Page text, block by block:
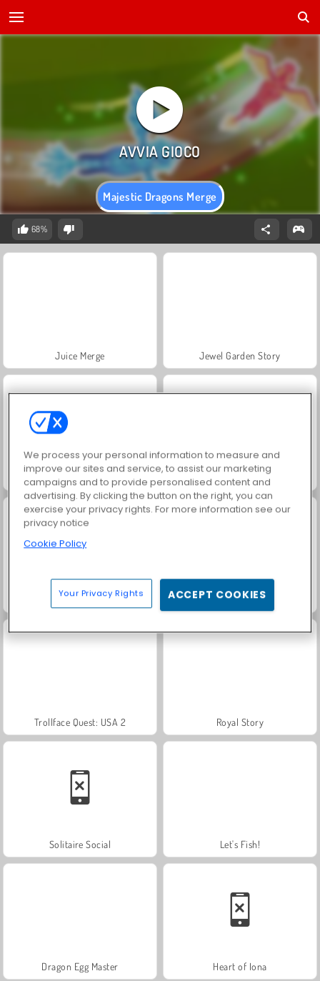
Majestic Dragons Merge
68%
Juice Merge Jewel Garden Story
Farm Merge Valley Grand Mahjong Connect
Masha and the Bear: Meadows Scala 40
Trollface Quest: USA 2 Royal Story
Solitaire Social Let's Fish!
Dragon Egg Master Heart of Iona
We process your personal information to measure and
improve our sites and service, to assist our marketing
campaigns and to provide personalised content and
advertising. By clicking the button on the right, you can
exercise your privacy rights. For more information see our
privacy notice
Cookie Policy
Your Privacy Rights ACCEPT COOKIES